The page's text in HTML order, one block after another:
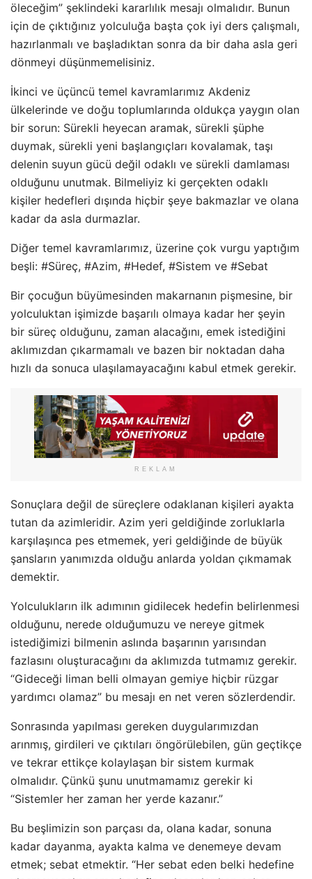
öleceğim” şeklindeki kararlılık mesajı olmalıdır. Bunun
için de çıktığınız yolculuğa başta çok iyi ders çalışmalı,
hazırlanmalı ve başladıktan sonra da bir daha asla geri
dönmeyi düşünmemelisiniz.
İkinci ve üçüncü temel kavramlarımız Akdeniz
ülkelerinde ve doğu toplumlarında oldukça yaygın olan
bir sorun: Sürekli heyecan aramak, sürekli şüphe
duymak, sürekli yeni başlangıçları kovalamak, taşı
delenin suyun gücü değil odaklı ve sürekli damlaması
olduğunu unutmak. Bilmeliyiz ki gerçekten odaklı
kişiler hedefleri dışında hiçbir şeye bakmazlar ve olana
kadar da asla durmazlar.
Diğer temel kavramlarımız, üzerine çok vurgu yaptığım
beşli: #Süreç, #Azim, #Hedef, #Sistem ve #Sebat
Bir çocuğun büyümesinden makarnanın pişmesine, bir
yolculuktan işimizde başarılı olmaya kadar her şeyin
bir süreç olduğunu, zaman alacağını, emek istediğini
aklımızdan çıkarmamalı ve bazen bir noktadan daha
hızlı da sonuca ulaşılamayacağını kabul etmek gerekir.
REKLAM
Sonuçlara değil de süreçlere odaklanan kişileri ayakta
tutan da azimleridir. Azim yeri geldiğinde zorluklarla
karşılaşınca pes etmemek, yeri geldiğinde de büyük
şansların yanımızda olduğu anlarda yoldan çıkmamak
demektir.
Yolculukların ilk adımının gidilecek hedefin belirlenmesi
olduğunu, nerede olduğumuzu ve nereye gitmek
istediğimizi bilmenin aslında başarının yarısından
fazlasını oluşturacağını da aklımızda tutmamız gerekir.
“Gideceği liman belli olmayan gemiye hiçbir rüzgar
yardımcı olamaz” bu mesajı en net veren sözlerdendir.
Sonrasında yapılması gereken duygularımızdan
arınmış, girdileri ve çıktıları öngörülebilen, gün geçtikçe
ve tekrar ettikçe kolaylaşan bir sistem kurmak
olmalıdır. Çünkü şunu unutmamamız gerekir ki
“Sistemler her zaman her yerde kazanır.”
Bu beşlimizin son parçası da, olana kadar, sonuna
kadar dayanma, ayakta kalma ve denemeye devam
etmek; sebat etmektir. “Her sebat eden belki hedefine